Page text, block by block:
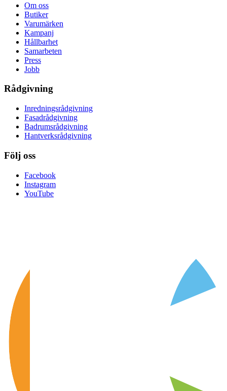
Om oss
Butiker
Varumärken
Kampanj
Hållbarhet
Samarbeten
Press
Jobb
Rådgivning
Inredningsrådgivning
Fasadrådgivning
Badrumsrådgivning
Hantverksrådgivning
Följ oss
Facebook
Instagram
YouTube